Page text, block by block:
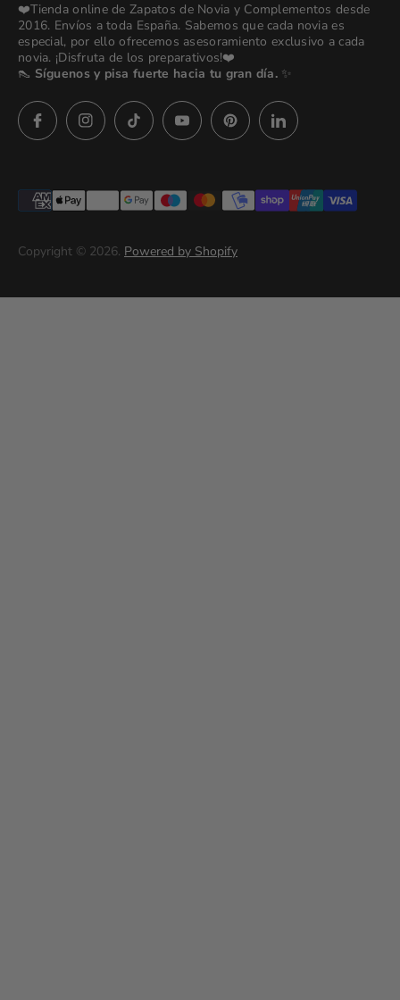
❤️Tienda online de Zapatos de Novia y Complementos desde
2016. Envíos a toda España. Sabemos que cada novia es
especial, por ello ofrecemos asesoramiento exclusivo a cada
novia. ¡Disfruta de los preparativos!❤️
👠 Síguenos y pisa fuerte hacia tu gran día. ✨
Search
contact us
💒 Novias Reales 💍✨
🚚 Envío y Cambios
Política de Privacidad
Imágenes descargables
Politica de privacidad (prueba)
Copyright © 2026. Powered by Shopify